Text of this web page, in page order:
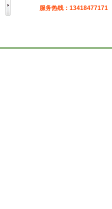
服务热线：13418477171